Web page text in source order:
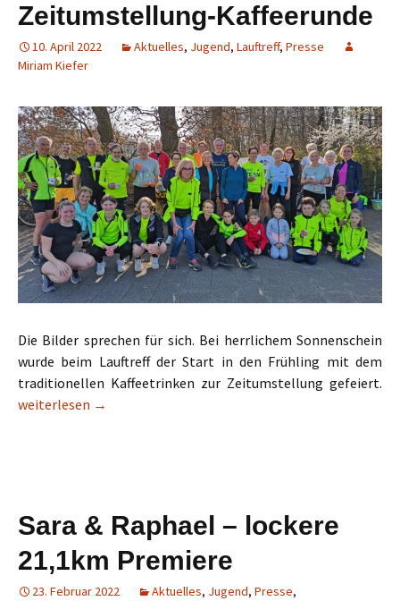
Zeitumstellung-Kaffeerunde
10. April 2022 Aktuelles, Jugend, Lauftreff, Presse
Miriam Kiefer
Die Bilder sprechen für sich. Bei herrlichem Sonnenschein
wurde beim Lauftreff der Start in den Frühling mit dem
traditionellen Kaffeetrinken zur Zeitumstellung gefeiert.
Top-Lauftreff-Zeitumstellung-Kaffeerunde
weiterlesen →
Sara & Raphael – lockere
21,1km Premiere
23. Februar 2022 Aktuelles, Jugend, Presse,